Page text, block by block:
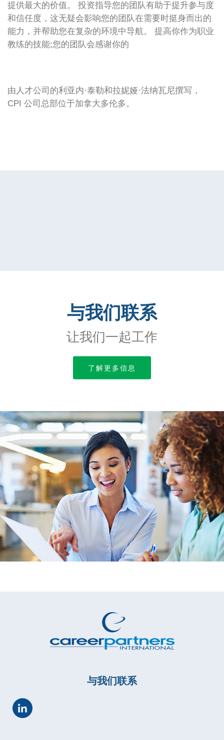
提供最大的价值。 投资指导您的团队有助于提升参与度
和信任度，这无疑会影响您的团队在需要时挺身而出的
能力，并帮助您在复杂的环境中导航。 提高你作为职业
教练的技能;您的团队会感谢你的
由人才公司的利亚内·泰勒和拉妮娅·法纳瓦尼撰写，
CPI 公司总部位于加拿大多伦多。
与我们联系
让我们一起工作
了解更多信息
与我们联系